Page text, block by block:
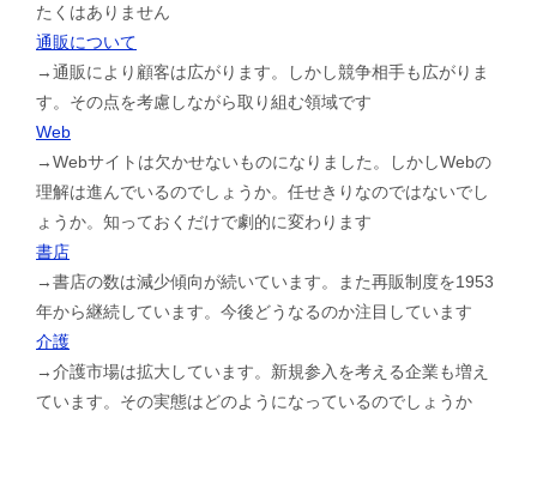
たくはありません
通販について
→通販により顧客は広がります。しかし競争相手も広がりま
す。その点を考慮しながら取り組む領域です
Web
→Webサイトは欠かせないものになりました。しかしWebの
理解は進んでいるのでしょうか。任せきりなのではないでし
ょうか。知っておくだけで劇的に変わります
書店
→書店の数は減少傾向が続いています。また再販制度を1953
年から継続しています。今後どうなるのか注目しています
介護
→介護市場は拡大しています。新規参入を考える企業も増え
ています。その実態はどのようになっているのでしょうか